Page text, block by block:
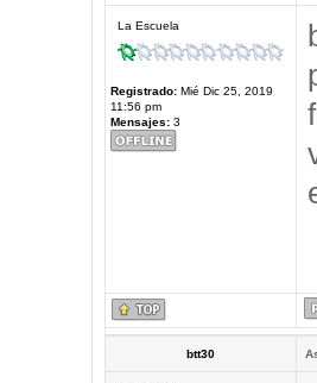
La Escuela
Registrado:Mié Dic 25, 2019
11:56 pm
Mensajes:3
btt30